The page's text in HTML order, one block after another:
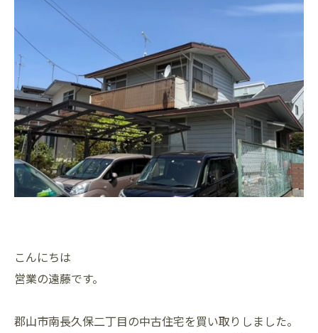
こんにちは
営業の遠藤です。
郡山市南長久保二丁目の中古住宅を買い取りしました。